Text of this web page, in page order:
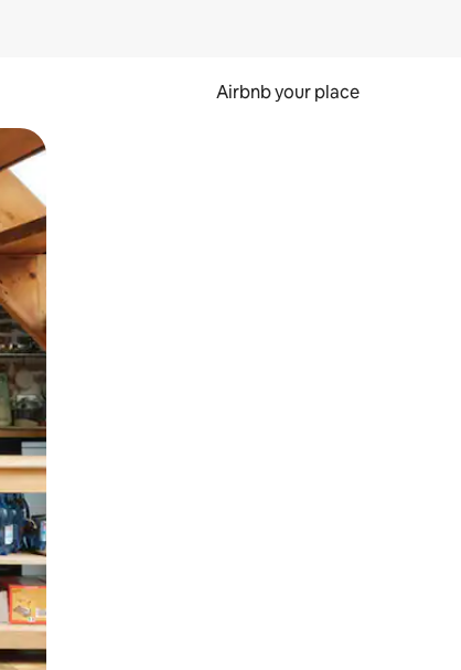
Airbnb your place